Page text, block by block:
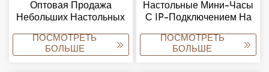
Оптовая Продажа
Небольших Настольных
Индивидуальным
Дизайном Циферблата,
ПОСМОТРЕТЬ
БОЛЬШЕ
Настольные Мини-Часы
С IP-Подключением На
Размера,
Персонализированные
ПОСМОТРЕТЬ
БОЛЬШЕ